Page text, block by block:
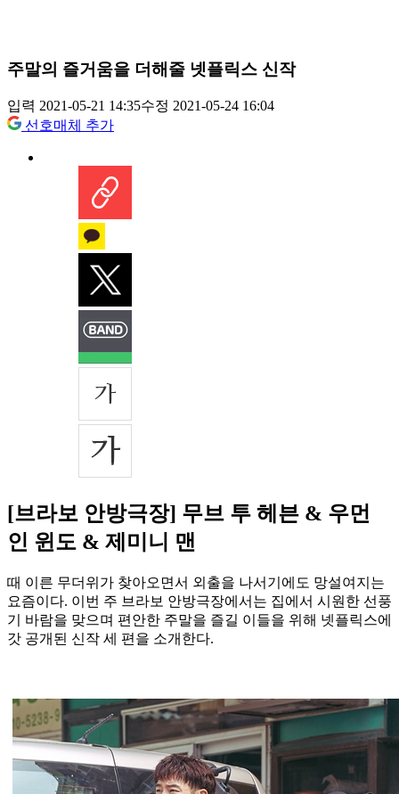
주말의 즐거움을 더해줄 넷플릭스 신작
입력 2021-05-21 14:35수정 2021-05-24 16:04
선호매체 추가
[브라보 안방극장] 무브 투 헤븐 & 우먼
인 윈도 & 제미니 맨
때 이른 무더위가 찾아오면서 외출을 나서기에도 망설여지는
요즘이다. 이번 주 브라보 안방극장에서는 집에서 시원한 선풍
기 바람을 맞으며 편안한 주말을 즐길 이들을 위해 넷플릭스에
갓 공개된 신작 세 편을 소개한다.